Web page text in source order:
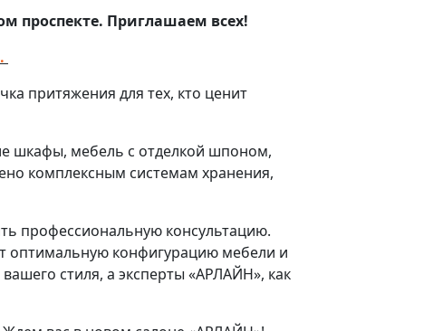
проспекте. Приглашаем всех!
притяжения для тех, кто ценит
шкафы, мебель с отделкой шпоном,
комплексным системам хранения,
профессиональную консультацию.
оптимальную конфигурацию мебели и
стиля, а эксперты «АРЛАЙН», как